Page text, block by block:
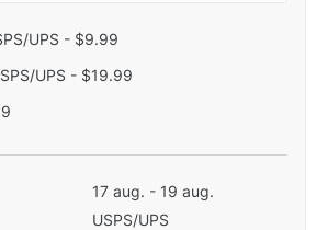
UPS - $9.99
UPS - $19.99
17 aug. - 19 aug.
USPS/UPS